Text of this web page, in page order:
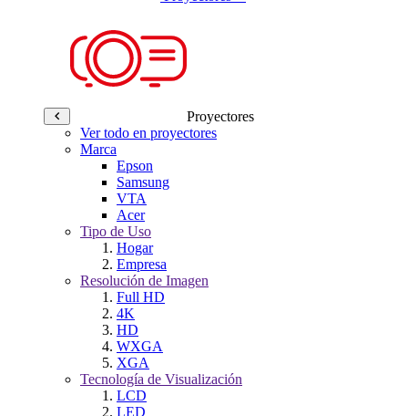
Proyectores
Ver todo en proyectores
Marca
Epson
Samsung
VTA
Acer
Tipo de Uso
Hogar
Empresa
Resolución de Imagen
Full HD
4K
HD
WXGA
XGA
Tecnología de Visualización
LCD
LED